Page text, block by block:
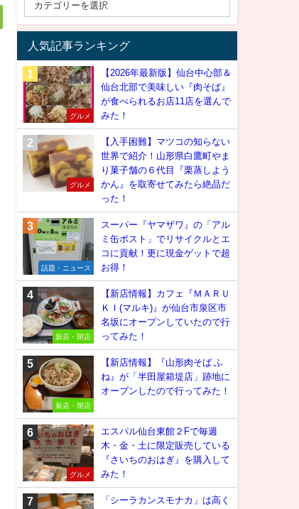
人気記事ランキング
グルメ
【2026年最新版】仙台中心部＆
仙台北部で美味しい『肉そば』
が食べられるお店11店を選んで
みた！
グルメ
【入手困難】マツコの知らない
世界で紹介！山形県白鷹町やま
り菓子舗の６代目『栗蒸しよう
かん』を取寄せてみたら絶品だ
った！
話題・ニュース
スーパー『ヤマザワ』の「アル
ミ缶ポスト」でリサイクルとエ
コに貢献！更に現金ゲットで超
お得！
新店・閉店
【新店情報】カフェ『ＭＡＲＵ
ＫＩ(マルキ)』が仙台市泉区市
名坂にオープンしていたので行
ってみた！
新店・閉店
【新店情報】『山形肉そば ふ
ね』が「半田屋箱堤店」跡地に
オープンしたので行ってみた！
グルメ
エスパル仙台東館２Fで毎週
木・金・土に限定販売している
『さいちのおはぎ』を購入して
みた！
「シーラカンスモナカ」は高く